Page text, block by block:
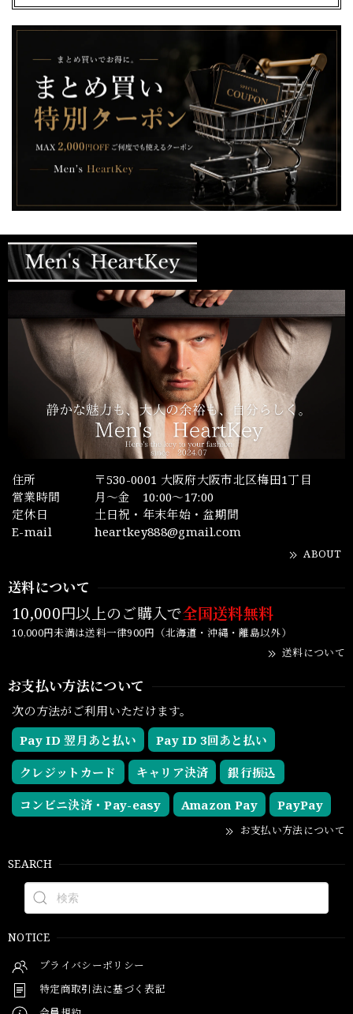
住所
〒530-0001 大阪府大阪市北区梅田1丁目
営業時間
月～金 10:00～17:00
定休日
土日祝・年末年始・盆期間
E-mail
heartkey888@gmail.com
ABOUT
送料について
10,000円以上のご購入で全国送料無料
10,000円未満は送料一律900円（北海道・沖縄・離島以外）
送料について
お支払い方法について
次の方法がご利用いただけます。
Pay ID 翌月あと払い
Pay ID 3回あと払い
クレジットカード キャリア決済 銀行振込
コンビニ決済・Pay-easy Amazon Pay PayPay
お支払い方法について
SEARCH
NOTICE
プライバシーポリシー
特定商取引法に基づく表記